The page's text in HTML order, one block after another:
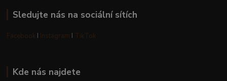
Sledujte nás na sociální sítích
Facebook I Instagram I TikTok
Kde nás najdete